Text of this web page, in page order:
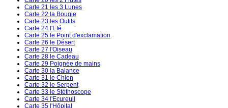
Carte 21 les 3 Lunes
Carte 22 la Bougie
Carte 23 les Outils
Carte 24 l'Eté
Carte 25 le Point d'exclamation
Carte 26 le Désert
Carte 27 l'Oiseau
Carte 28 le Cadeau
Carte 29 Poignée de mains
Carte 30 la Balance
Carte 31 le Chien
Carte 32 le Serpent
Carte 33 le Stéthoscope
Carte 34 l'Ecureuil
Carte 35 l'Hôpital